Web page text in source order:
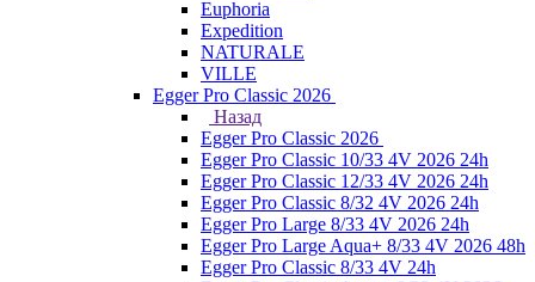
Euphoria
Expedition
NATURALE
VILLE
Egger Pro Classic 2026
Назад
Egger Pro Classic 2026
Egger Pro Classic 10/33 4V 2026 24h
Egger Pro Classic 12/33 4V 2026 24h
Egger Pro Classic 8/32 4V 2026 24h
Egger Pro Large 8/33 4V 2026 24h
Egger Pro Large Aqua+ 8/33 4V 2026 48h
Egger Pro Classic 8/33 4V 24h